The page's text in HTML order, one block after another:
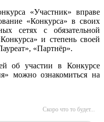
«Участник» вправе
«Конкурса» в своих
сетях с обязательной
и степень своей
«Партнёр».
об участии в Конкурсе
можно ознакомиться на
Скоро что то будет...